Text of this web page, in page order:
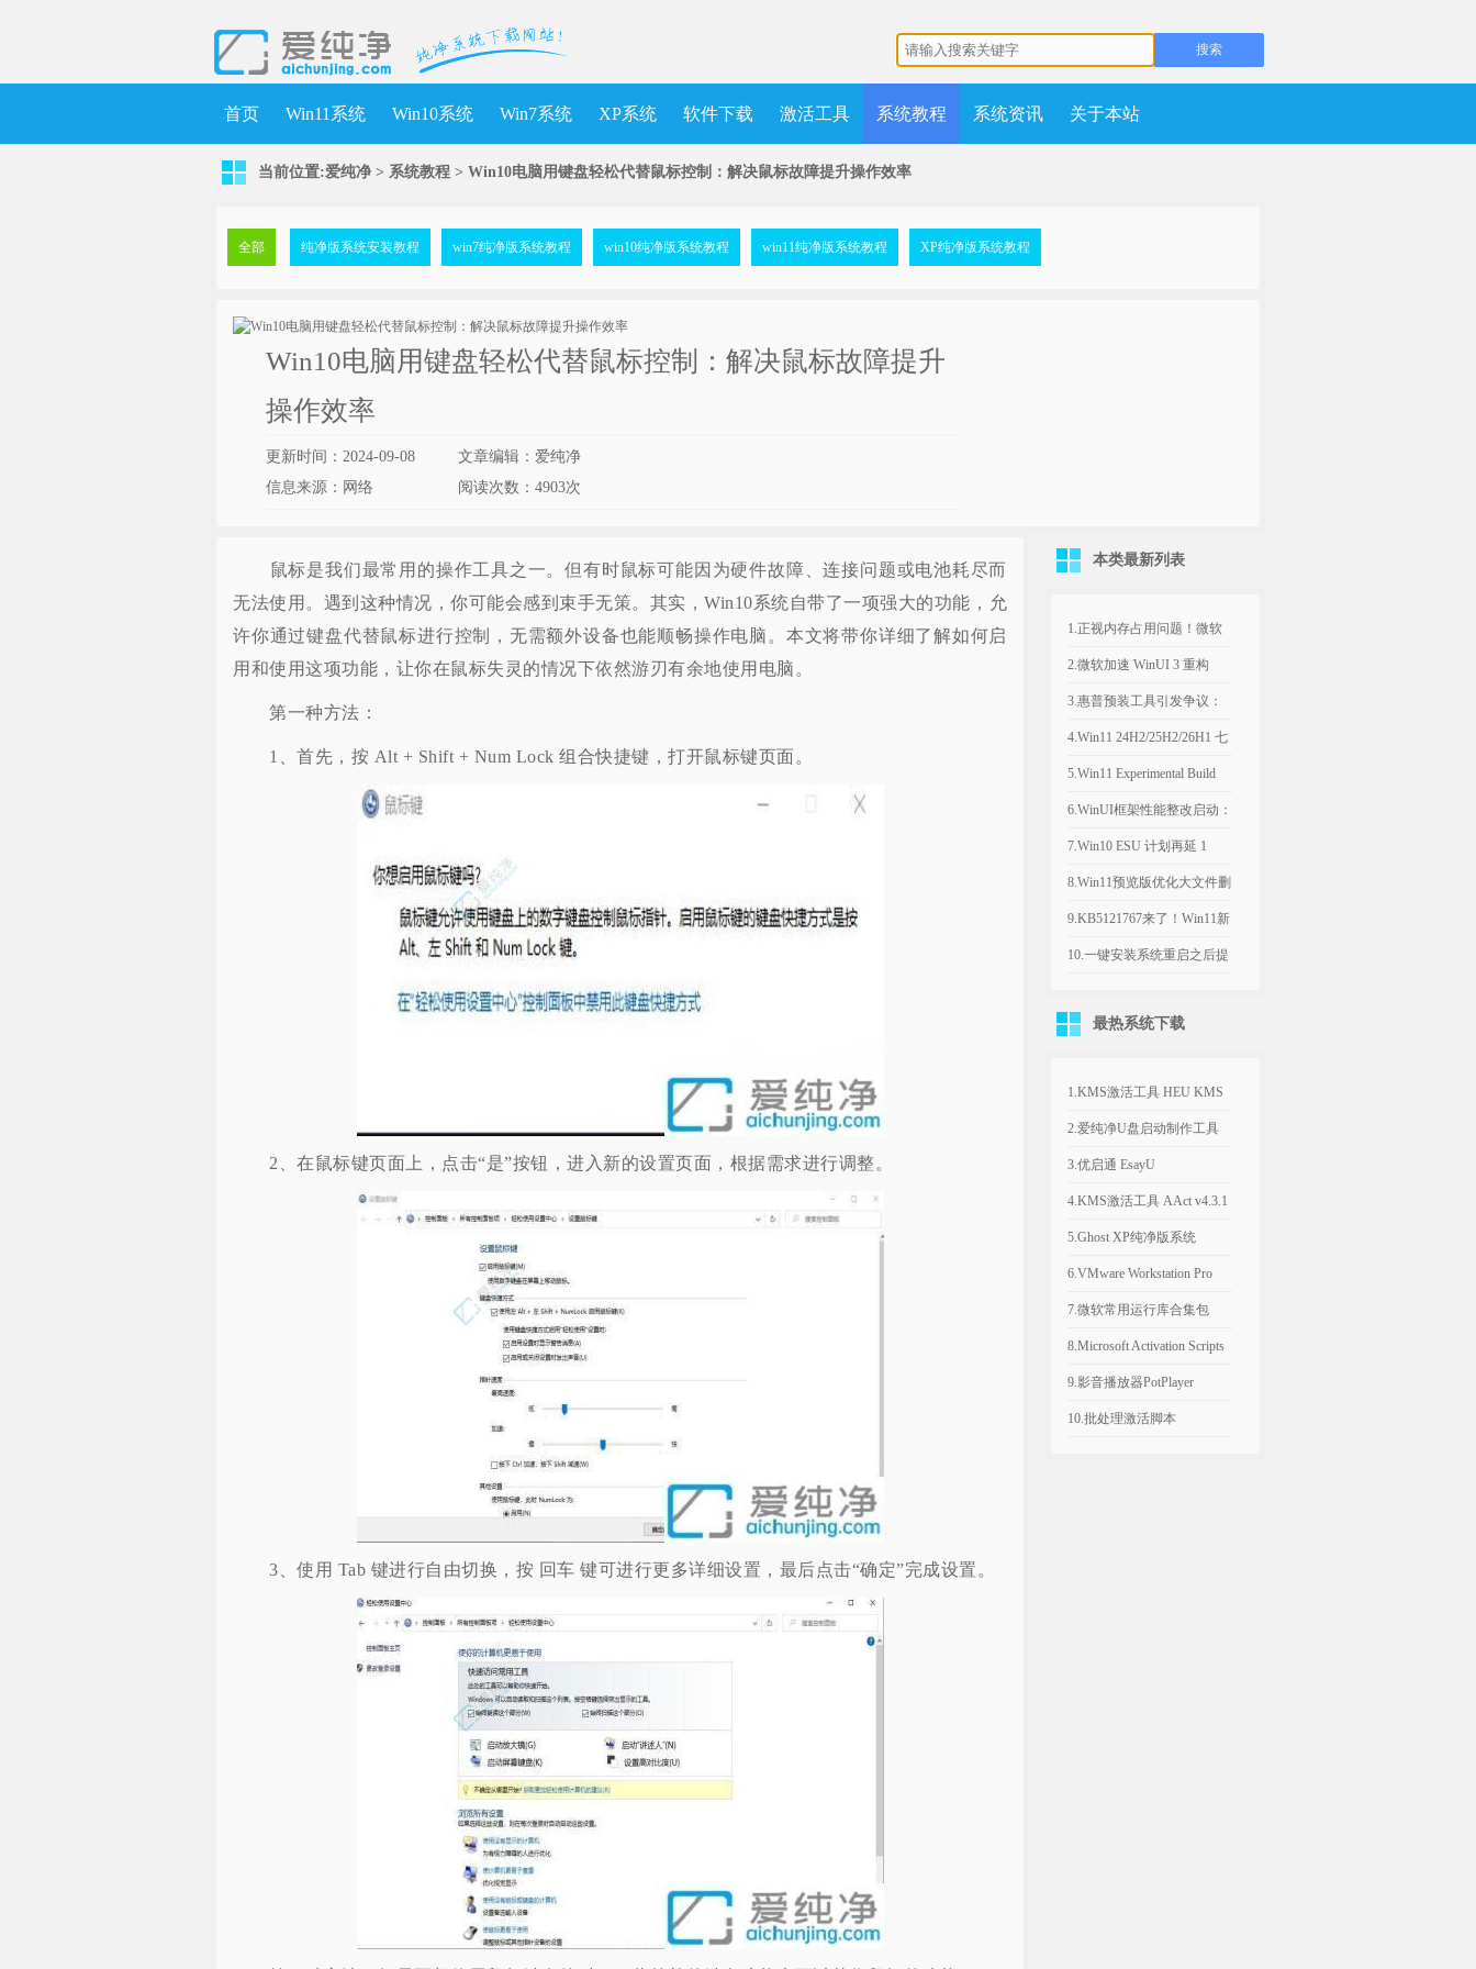
首页 Win11系统 Win10系统 Win7系统 XP系统 软件下载 激活工具 系统教程 系统资讯 关于本站
当前位置:爱纯净 > 系统教程 > Win10电脑用键盘轻松代替鼠标控制：解决鼠标故障提升操作效率
全部 纯净版系统安装教程 win7纯净版系统教程 win10纯净版系统教程 win11纯净版系统教程 XP纯净版系统教程
Win10电脑用键盘轻松代替鼠标控制：解决鼠标故障提升
操作效率
更新时间：2024-09-08
文章编辑：爱纯净
信息来源：网络
阅读次数： 4903次
鼠标是我们最常用的操作工具之一。但有时鼠标可能因为硬件故障、连接问题或电池耗尽而
无法使用。遇到这种情况，你可能会感到束手无策。其实，Win10系统自带了一项强大的功能，允
许你通过键盘代替鼠标进行控制，无需额外设备也能顺畅操作电脑。本文将带你详细了解如何启
用和使用这项功能，让你在鼠标失灵的情况下依然游刃有余地使用电脑。
第一种方法：
1、首先，按 Alt + Shift + Num Lock 组合快捷键，打开鼠标键页面。
2、在鼠标键页面上，点击“是”按钮，进入新的设置页面，根据需求进行调整。
3、使用 Tab 键进行自由切换，按 回车 键可进行更多详细设置，最后点击“确定”完成设置。
本类最新列表
1.正视内存占用问题！微软
计划年底优化Win11，改善
8GB设备运行体验
2.微软加速 WinUI 3 重构
Win11，深色属性界面仅是
开端
3.惠普预装工具引发争议：
Win11电脑反复推送弹窗，
引导设置Bing为默认搜索引
擎
4.Win11 24H2/25H2/26H1 七
月可选更新：文件管理器优
化文件大小单位
5.Win11 Experimental Build
29634.1000：新增语音访问
人声隔离
6.WinUI框架性能整改启动：
微软承认Win11内置应用内
存过高，底层优化前置
7.Win10 ESU 计划再延 1
年，支持期限至 2027年 10月
8.Win11预览版优化大文件删
除流程，告别“正在计算”弹
窗
9.KB5121767来了！Win11新
补丁修复部分戴尔电脑意外
10.一键安装系统重启之后提
最热系统下载
1.KMS激活工具 HEU KMS
Activator v64.0.0
2.爱纯净U盘启动制作工具
v2025.1003
3.优启通 EsayU
v3.7.2025.0326 无广告纯净版
4.KMS激活工具 AAct v4.3.1
汉化便携版
5.Ghost XP纯净版系统
2020.06 经典稳定版
6.VMware Workstation Pro
26H1 v26.0.1810 附永久激活
密钥
7.微软常用运行库合集包
v2026.06.07 可自选更新
8.Microsoft Activation Scripts
AIO v3.12 KMS激活脚本
9.影音播放器PotPlayer
v1.7.23021.0 去广告版
10.批处理激活脚本